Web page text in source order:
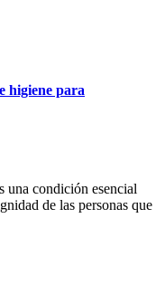
higiene para
una condición esencial
de las personas que